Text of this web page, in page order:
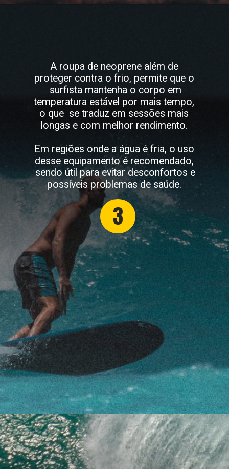
3
A roupa de neoprene além de
proteger contra o frio, permite que o
surfista mantenha o corpo em
temperatura estável por mais tempo,
o que se traduz em sessões mais
longas e com melhor rendimento.
Em regiões onde a água é fria, o uso
desse equipamento é recomendado,
sendo útil para evitar desconfortos e
possíveis problemas de saúde.